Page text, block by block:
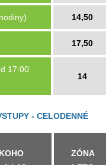
14,50
17,50
17:00
14
- CELODENNÉ
ZÓNA